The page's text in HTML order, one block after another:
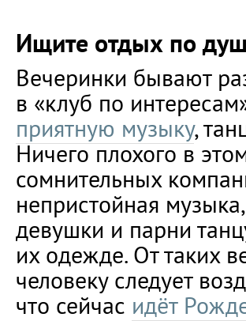
Ищите отдых по
Вечеринки бывают
в «клуб по
приятную музыку,
Ничего плохого в
сомнительных
непристойная
девушки и парни
их одежде. От таких
человеку следует
что сейчас идёт